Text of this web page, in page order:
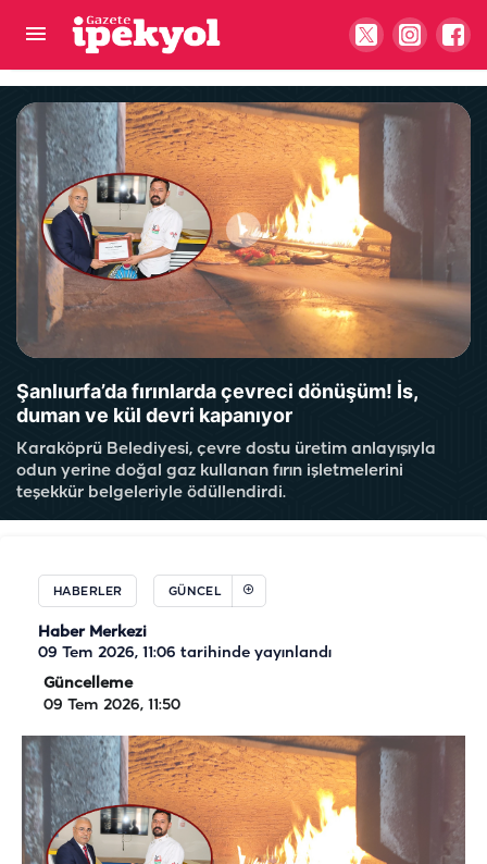
Şanlıurfa’da fırınlarda çevreci dönüşüm! İs,
duman ve kül devri kapanıyor
Karaköprü Belediyesi, çevre dostu üretim anlayışıyla
odun yerine doğal gaz kullanan fırın işletmelerini
teşekkür belgeleriyle ödüllendirdi.
HABERLER GÜNCEL
Haber Merkezi
09 Tem 2026, 11:06 tarihinde yayınlandı
Güncelleme
09 Tem 2026, 11:50
Şanlıurfa’da ‘Milyoner’ olmak isteyenler akın etti!